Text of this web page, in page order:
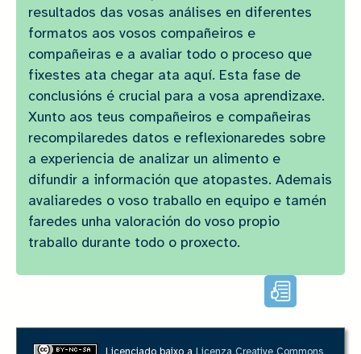
Lectura
facilitada
resultados das vosas análises en diferentes
formatos aos vosos compañeiros e
compañeiras e a avaliar todo o proceso que
fixestes ata chegar ata aquí. Esta fase de
conclusións é crucial para a vosa aprendizaxe.
Xunto aos teus compañeiros e compañeiras
recompilaredes datos e reflexionaredes sobre
a experiencia de analizar un alimento e
difundir a información que atopastes. Ademais
avaliaredes o voso traballo en equipo e tamén
faredes unha valoración do voso propio
traballo durante todo o proxecto.